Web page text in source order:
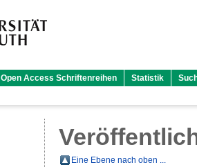
Open Access Schriftenreihen Statistik
Eine Ebene nach oben ...